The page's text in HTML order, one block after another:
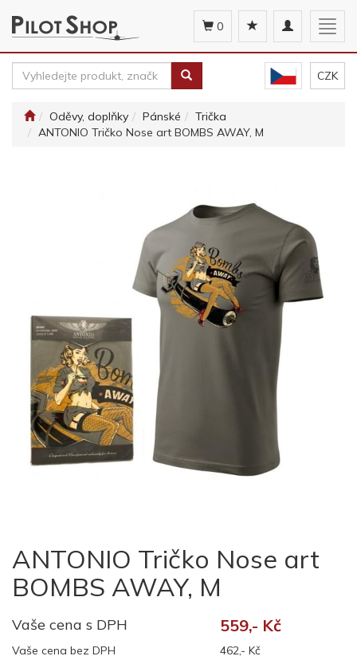
Toggle
navigation
0
CZK
Oděvy, doplňky Pánské
Trička
ANTONIO Tričko Nose art BOMBS AWAY, M
ANTONIO Tričko Nose art
BOMBS AWAY, M
Vaše cena s DPH 559,- Kč
Vaše cena bez DPH
462,- Kč